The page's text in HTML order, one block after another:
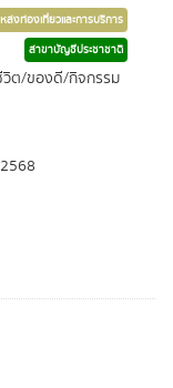
งท่องเที่ยวและการบริการ
สาขาบัญชีประชาชาติ
วิต/ของดี/กิจกรรม